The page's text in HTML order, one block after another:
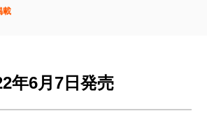
載
年6月7日発売